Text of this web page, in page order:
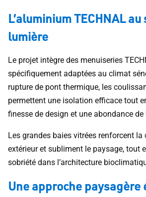
L’aluminium TECHNAL
lumière
Le projet intègre des menuiseries
spécifiquement adaptées au climat
rupture de pont thermique, les
permettent une isolation efficace tout
finesse de design et une abondance
Les grandes baies vitrées renforcent la
extérieur et subliment le paysage, tout
sobriété dans l’architecture
Une approche paysagère